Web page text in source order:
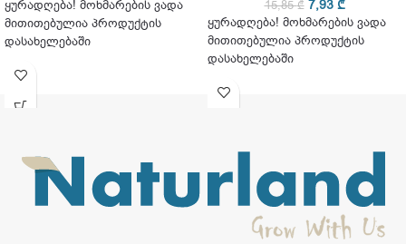
ყურადღება! მოხმარების ვადა
მითითებულია პროდუქტის
დასახელებაში
15,85₾ 7,93 ₾
ყურადღება! მოხმარების ვადა
მითითებულია პროდუქტის
დასახელებაში